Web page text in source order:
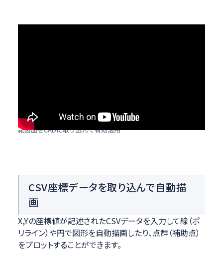
紙図面をCADに取り込んで有効活用
CSV座標データを取り込んで自動描
画
X,Yの座標値が記述されたCSVデータを入力して線（ポ
リライン）や円で図形を自動描画したり、点群（補助点）
をプロットすることができます。